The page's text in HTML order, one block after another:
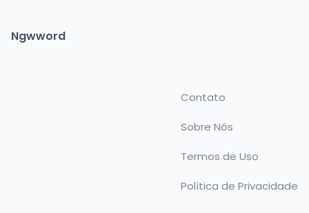
Ngwword
Contato
Sobre Nós
Termos de Uso
Política de Privacidade